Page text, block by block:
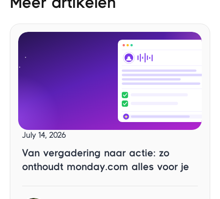
July 14, 2026
Van vergadering naar actie: zo
onthoudt monday.com alles voor je